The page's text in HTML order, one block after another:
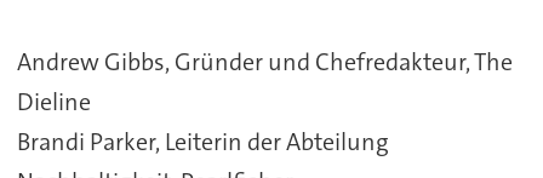
Andrew Gibbs, Gründer und Chefredakteur, The
Dieline
Brandi Parker, Leiterin der Abteilung